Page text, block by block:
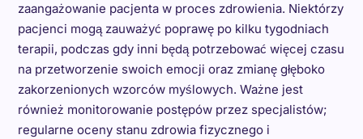
zaangażowanie pacjenta w proces zdrowienia. Niektórzy
pacjenci mogą zauważyć poprawę po kilku tygodniach
terapii, podczas gdy inni będą potrzebować więcej czasu
na przetworzenie swoich emocji oraz zmianę głęboko
zakorzenionych wzorców myślowych. Ważne jest
również monitorowanie postępów przez specjalistów;
regularne oceny stanu zdrowia fizycznego i